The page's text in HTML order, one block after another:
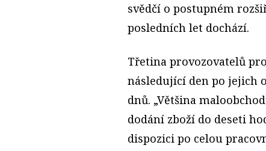
svědčí o postupném
posledních let dochází.
Třetina provozovatelů
následující den po jejich
dnů. „Většina
dodání zboží do deseti
dispozici po celou